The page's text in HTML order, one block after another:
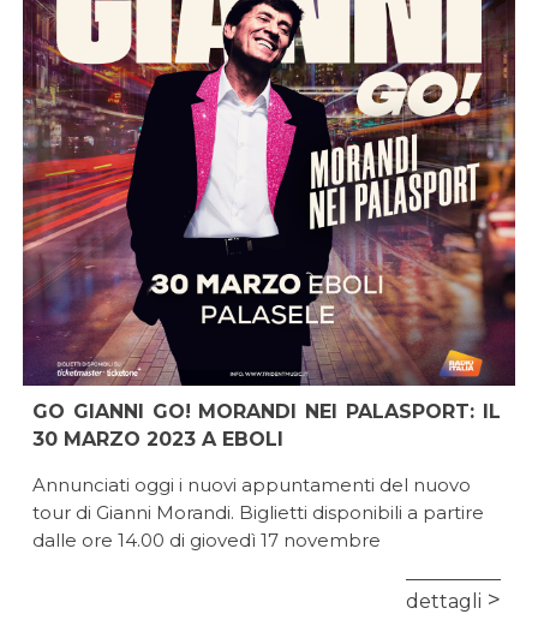
GO GIANNI GO! MORANDI NEI PALASPORT: IL
30 MARZO 2023 A EBOLI
Annunciati oggi i nuovi appuntamenti del nuovo
tour di Gianni Morandi. Biglietti disponibili a partire
dalle ore 14.00 di giovedì 17 novembre
dettagli